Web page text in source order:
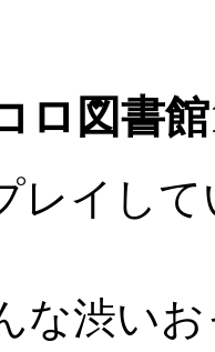
ロ図書館
レイし
な渋い